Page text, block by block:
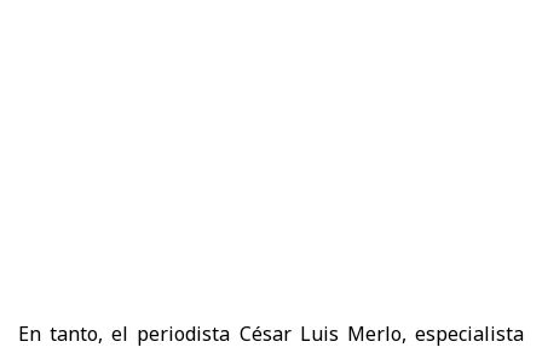
En tanto, el periodista César Luis Merlo, especialista